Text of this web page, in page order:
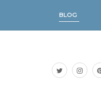
BLOG